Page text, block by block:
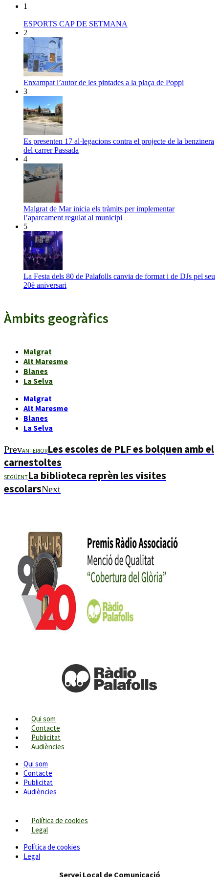
1
ESPORTS CAP DE SETMANA
2
Enxampat l’autor de les pintades a la plaça de Poppi
3
Es presenten 17 al·legacions contra el projecte de la benzinera
del carrer Passada
4
Malgrat de Mar inicia els tràmits per implementar
l’aparcament regulat al municipi
5
La Festa dels 80 de Palafolls canvia de format i de DJs pel seu
20è aniversari
Àmbits geogràfics
Malgrat
Alt Maresme
Blanes
La Selva
Malgrat
Alt Maresme
Blanes
La Selva
PrevANTERIORLes escoles de PLF es bolquen amb el
carnestoltes
SEGÜENTLa biblioteca reprèn les visites
escolarsNext
Qui som
Contacte
Publicitat
Audiències
Qui som
Contacte
Publicitat
Audiències
Política de cookies
Legal
Política de cookies
Legal
Servei Local de Comunicació